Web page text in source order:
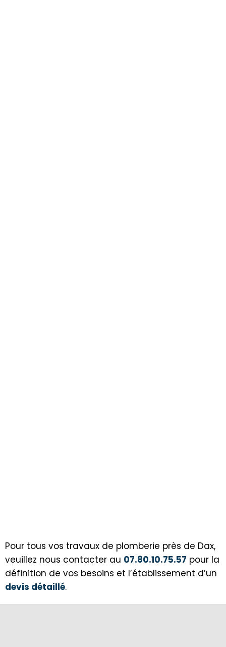
Pour tous vos travaux de plomberie près de Dax,
veuillez nous contacter au 07.80.10.75.57 pour la
définition de vos besoins et l’établissement d’un
devis détaillé.